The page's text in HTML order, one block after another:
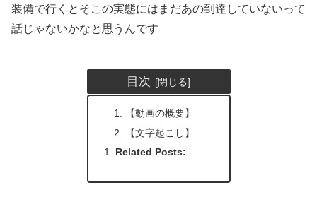
装備で行くとそこの実態にはまだあの到達していないって
話じゃないかなと思うんです
目次
【動画の概要】
【文字起こし】
Related Posts: